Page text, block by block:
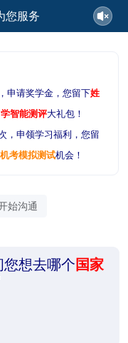
您服务
申请奖学金，您留下姓
智能测评大礼包！
，申领学习福利，您留
考模拟测试机会！
始沟通
您想去哪个国家